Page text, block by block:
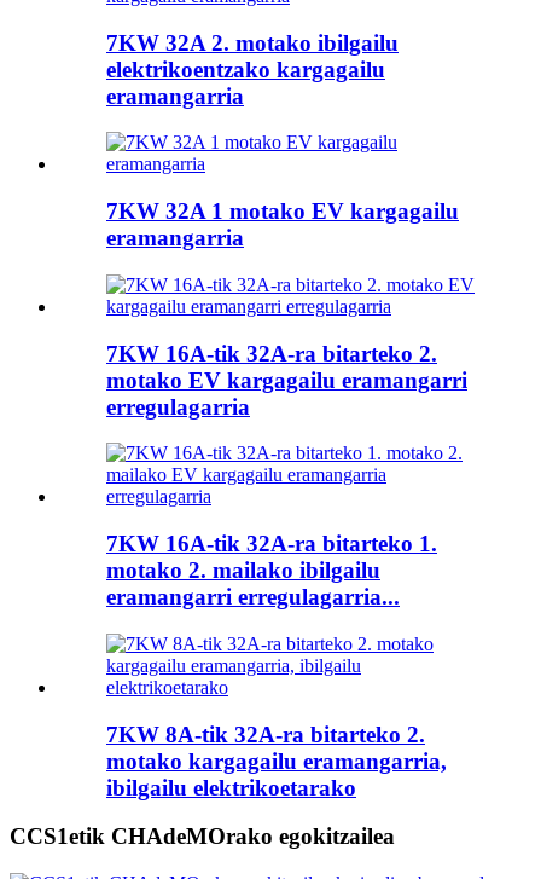
7KW 32A 2. motako ibilgailu
elektrikoentzako kargagailu
eramangarria
7KW 32A 1 motako EV kargagailu
eramangarria
7KW 16A-tik 32A-ra bitarteko 2.
motako EV kargagailu eramangarri
erregulagarria
7KW 16A-tik 32A-ra bitarteko 1.
motako 2. mailako ibilgailu
eramangarri erregulagarria...
7KW 8A-tik 32A-ra bitarteko 2.
motako kargagailu eramangarria,
ibilgailu elektrikoetarako
CCS1etik CHAdeMOrako egokitzailea